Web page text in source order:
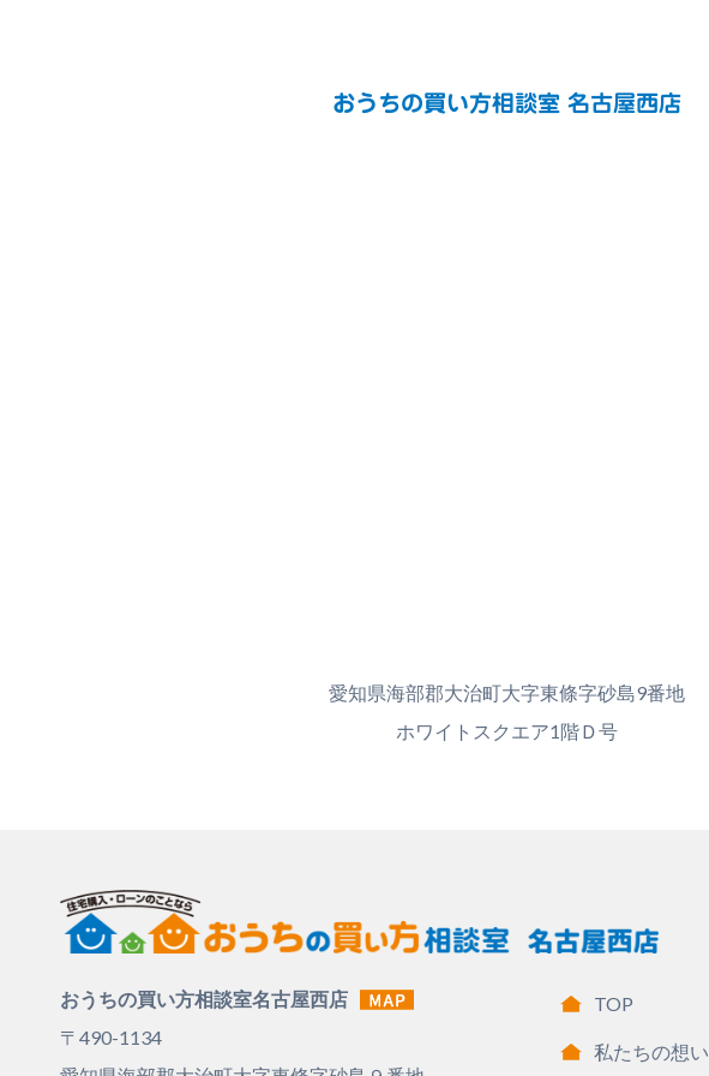
おうちの買い方相談室 名古屋西店
愛知県海部郡大治町大字東條字砂島9番地
ホワイトスクエア1階Ｄ号
おうちの買い方相談室名古屋西店
〒490-1134
TOP
私たちの想い